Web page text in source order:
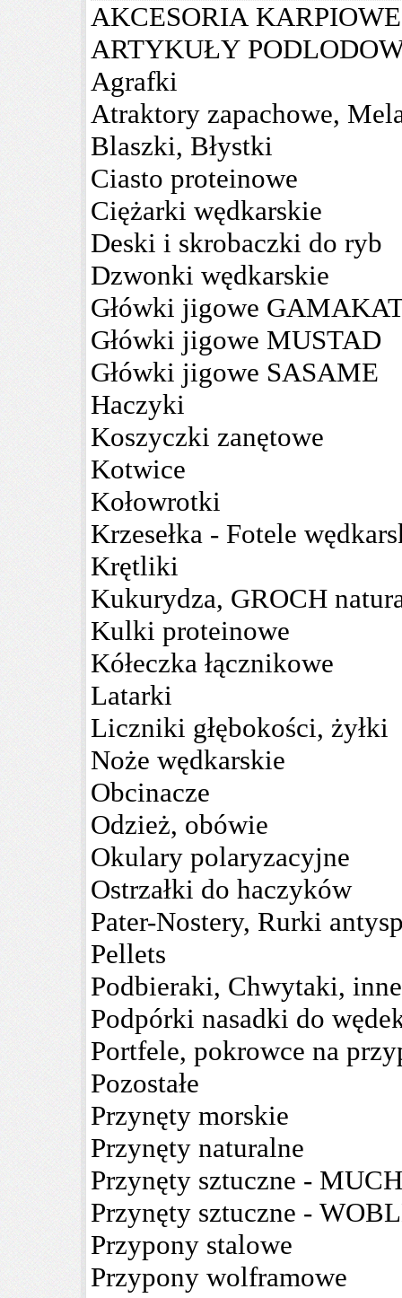
AKCESORIA KARPIOWE
ARTYKUŁY
Agrafki
Atraktory zapachowe,
Blaszki, Błystki
Ciasto proteinowe
Ciężarki wędkarskie
Deski i skrobaczki do ryb
Dzwonki wędkarskie
Główki jigowe
Główki jigowe MUSTAD
Główki jigowe SASAME
Haczyki
Koszyczki zanętowe
Kotwice
Kołowrotki
Krzesełka - Fotele
Krętliki
Kukurydza, GROCH
Kulki proteinowe
Kółeczka łącznikowe
Latarki
Liczniki głębokości, żyłki
Noże wędkarskie
Obcinacze
Odzież, obówie
Okulary polaryzacyjne
Ostrzałki do haczyków
Pater-Nostery, Rurki
Pellets
Podbieraki, Chwytaki, inne
Podpórki nasadki do
Portfele, pokrowce na
Pozostałe
Przynęty morskie
Przynęty naturalne
Przynęty sztuczne -
Przynęty sztuczne -
Przypony stalowe
Przypony wolframowe